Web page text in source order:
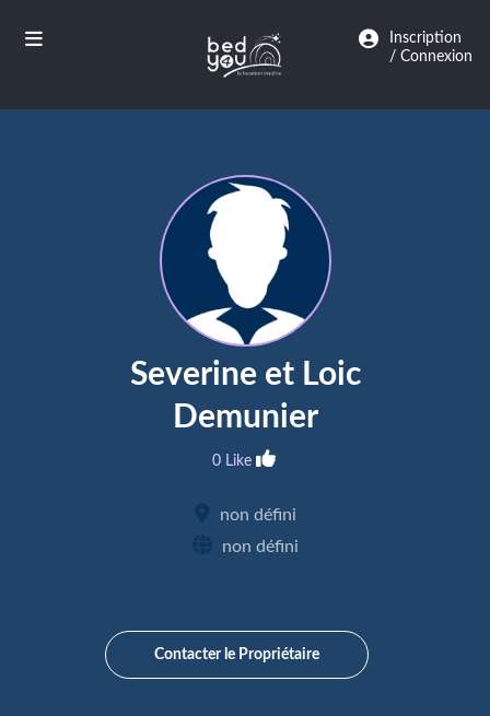
Inscription
/ Connexion
Severine et Loic
Demunier
0 Like
non défini
non défini
Contacter le Propriétaire